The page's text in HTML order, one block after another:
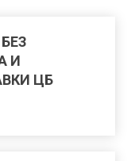
И
ЦБ